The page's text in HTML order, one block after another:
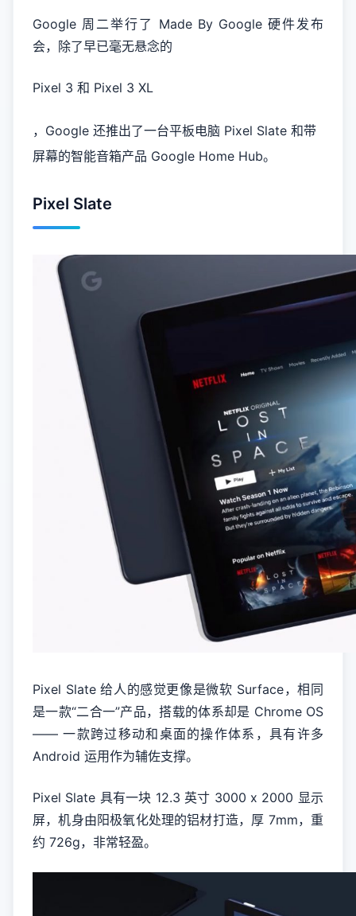
Google 周二举行了 Made By Google 硬件发布
会，除了早已毫无悬念的
Pixel 3 和 Pixel 3 XL
，Google 还推出了一台平板电脑 Pixel Slate 和带
屏幕的智能音箱产品 Google Home Hub。
Pixel Slate
Pixel Slate 给人的感觉更像是微软 Surface，相同
是一款“二合一”产品，搭载的体系却是 Chrome OS
—— 一款跨过移动和桌面的操作体系，具有许多
Android 运用作为辅佐支撑。
Pixel Slate 具有一块 12.3 英寸 3000 x 2000 显示
屏，机身由阳极氧化处理的铝材打造，厚 7mm，重
约 726g，非常轻盈。